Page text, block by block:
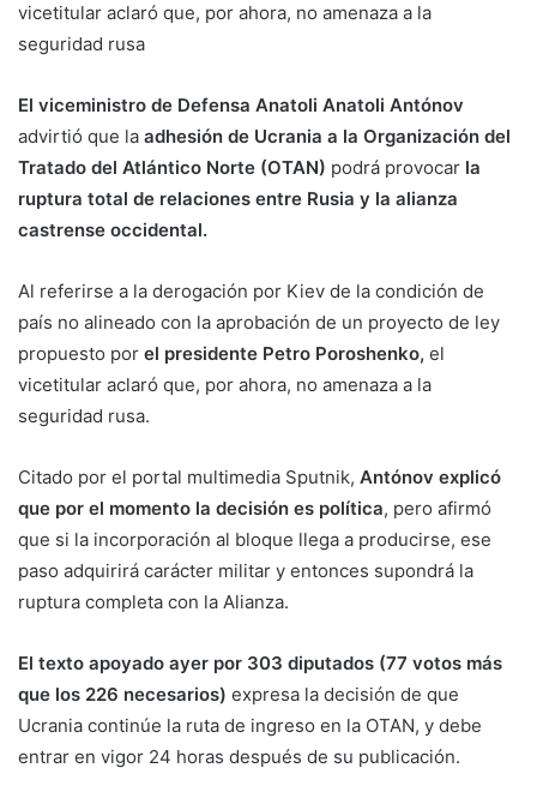
vicetitular aclaró que, por ahora, no amenaza a la
seguridad rusa
El viceministro de Defensa Anatoli Anatoli Antónov
advirtió que la adhesión de Ucrania a la Organización del
Tratado del Atlántico Norte (OTAN) podrá provocar la
ruptura total de relaciones entre Rusia y la alianza
castrense occidental.
Al referirse a la derogación por Kiev de la condición de
país no alineado con la aprobación de un proyecto de ley
propuesto por el presidente Petro Poroshenko, el
vicetitular aclaró que, por ahora, no amenaza a la
seguridad rusa.
Citado por el portal multimedia Sputnik, Antónov explicó
que por el momento la decisión es política, pero afirmó
que si la incorporación al bloque llega a producirse, ese
paso adquirirá carácter militar y entonces supondrá la
ruptura completa con la Alianza.
El texto apoyado ayer por 303 diputados (77 votos más
que los 226 necesarios) expresa la decisión de que
Ucrania continúe la ruta de ingreso en la OTAN, y debe
entrar en vigor 24 horas después de su publicación.